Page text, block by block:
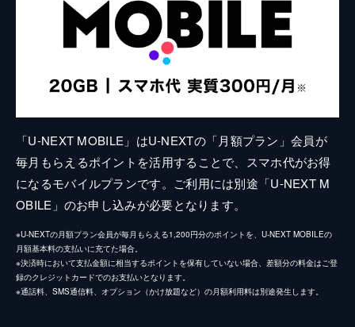
「U-NEXT MOBILE」はU-NEXTの「月額プラン」会員が
毎月もらえるポイントを活用することで、スマホ代がお得
になるモバイルプランです。ご利用には別途「U-NEXT M
OBILE」のお申し込みが必要となります。
※U-NEXTの月額プラン会員が毎月もらえる1,200円分のポイントを、U-NEXT MOBILEの
月額基本料の支払いに充てた場合。
※決済時において支払金額に相当するポイントを保有していない場合、差額分の料金はご登
録のクレジットカードでのお支払いとなります。
※通話料、SMS通信料、オプション（かけ放題など）の月額利用料は別途発生します。